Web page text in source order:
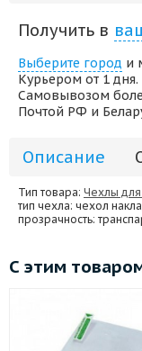
Получить в
Выберите город и
Курьером от 1
Самовывозом
Почтой РФ и
Описание
Тип товара: Чехлы
тип чехла: чехол
прозрачность:
С этим